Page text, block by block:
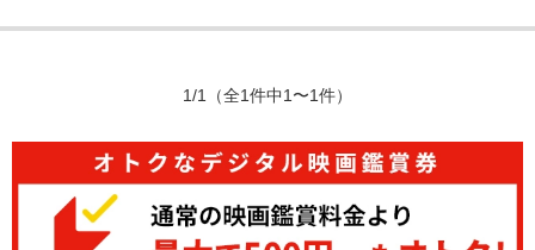
1/1 （全1件中1〜1件）